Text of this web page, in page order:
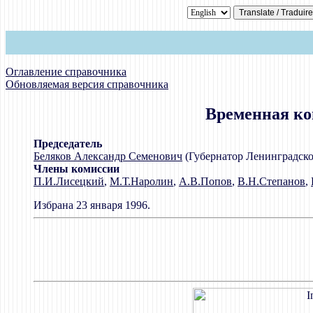
Оглавление справочника
Обновляемая версия справочника
Временная
Председатель
Беляков Александр Семенович (Губернатор
Члены комиссии
П.И.Лисецкий, М.Т.Наролин, А.В.Попов, В.Н.Степанов,
Избрана 23 января 1996.